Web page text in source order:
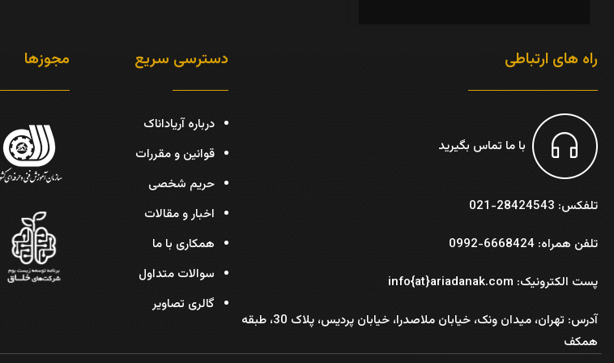
راه های ارتباطی
با ما تماس بگیرید
تلفکس: 28424543-021
تلفن همراه: 6668424-0992
پست الکترونیک: info{at}ariadanak.com
آدرس:
تهران، میدان ونک، خیابان ملاصدرا، خیابان پردیس، پلاک 30، طبقه
همکف
دسترسی سریع
درباره آریاداناک
قوانین و مقررات
حریم شخصی
اخبار و مقالات
همکاری با ما
سوالات متداول
گالری تصاویر
مجوزها